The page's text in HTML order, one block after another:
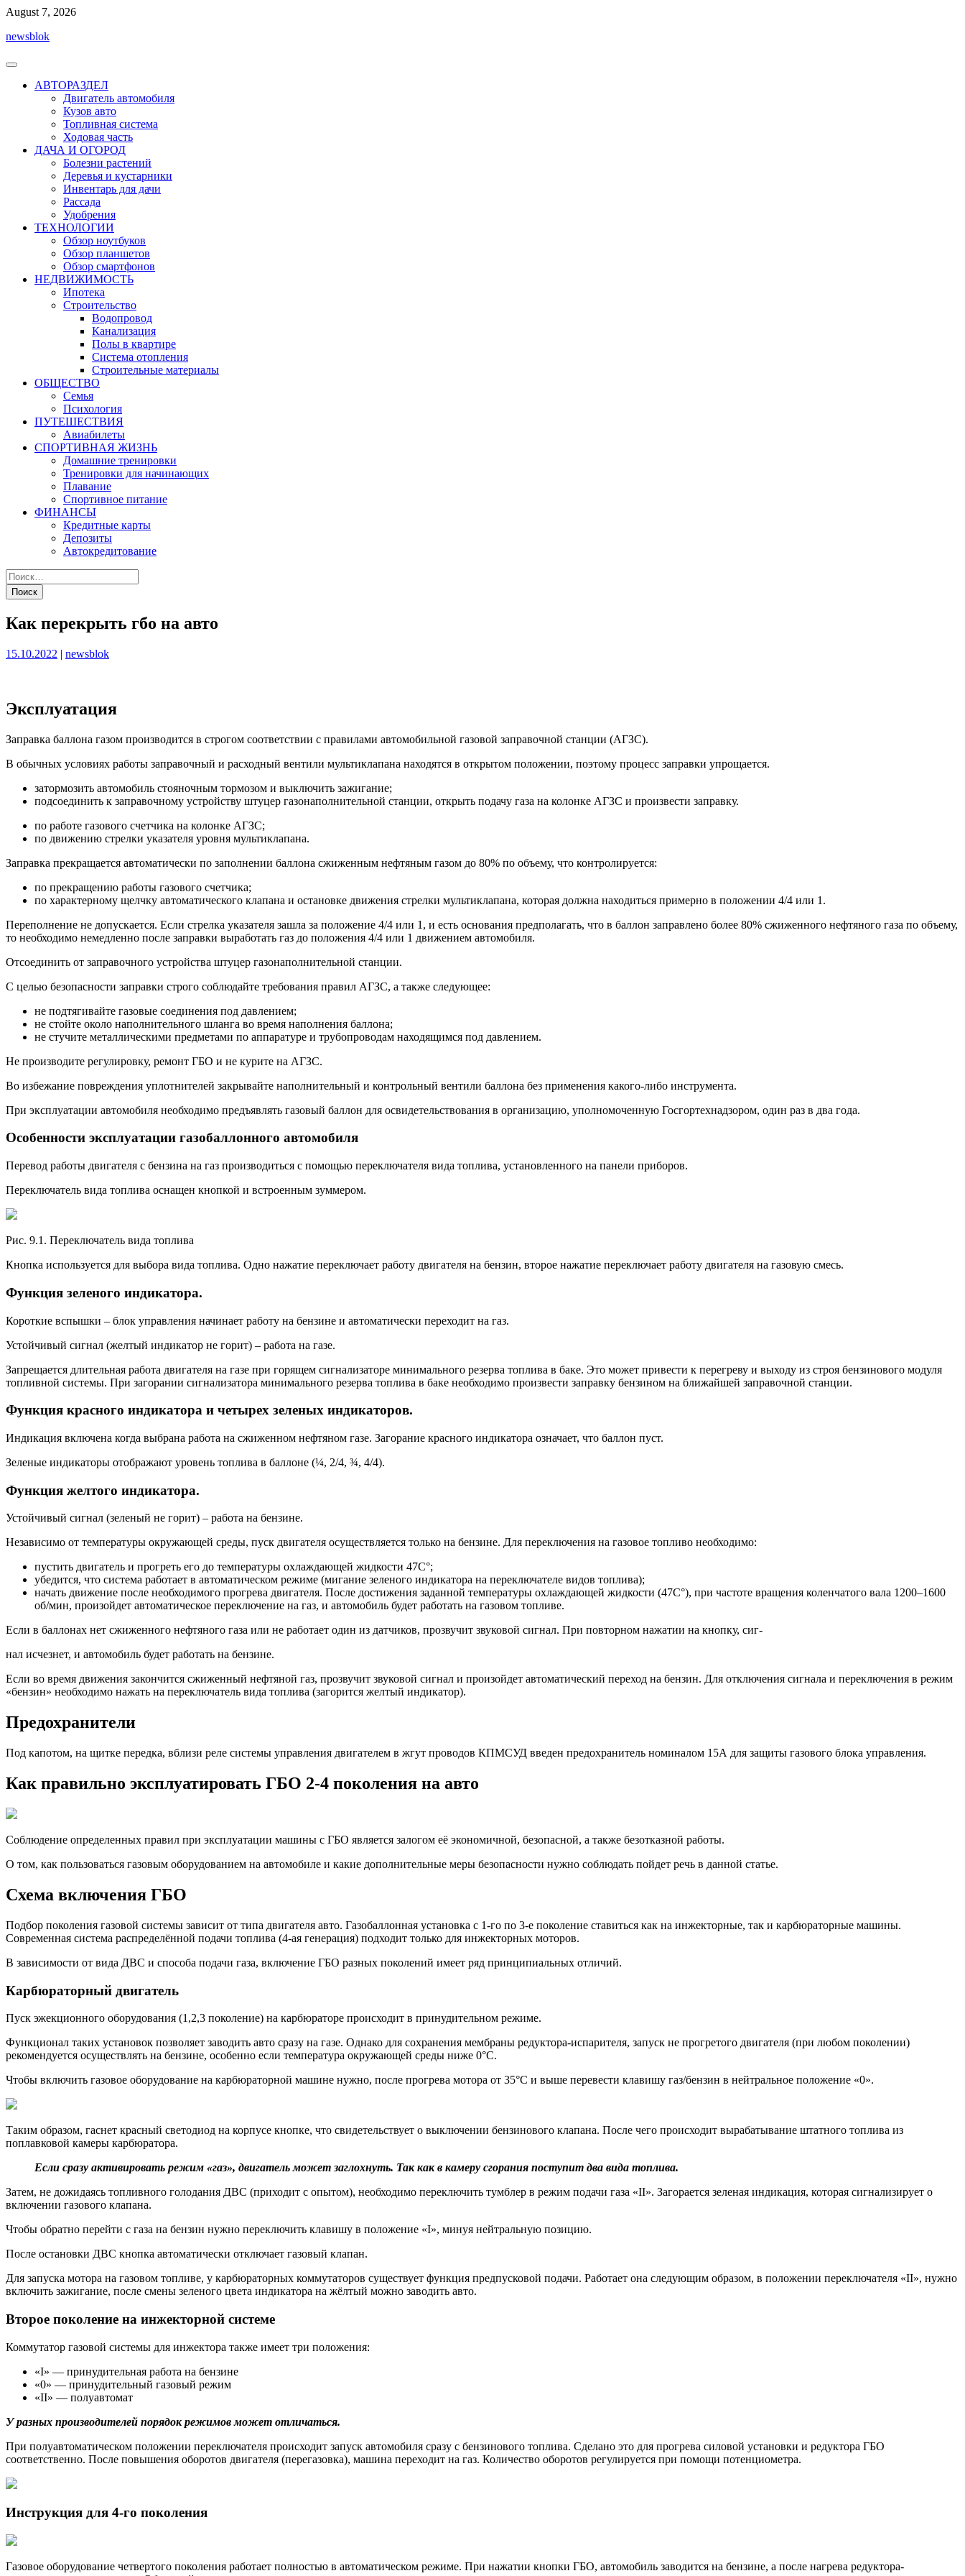
Перейти
содержимому
August 7, 2026
newsblok
АВТОРАЗДЕЛ
Двигатель автомобиля
Кузов авто
Топливная система
Ходовая часть
ДАЧА И ОГОРОД
Болезни растений
Деревья и кустарники
Инвентарь для дачи
Рассада
Удобрения
ТЕХНОЛОГИИ
Обзор ноутбуков
Обзор планшетов
Обзор смартфонов
НЕДВИЖИМОСТЬ
Ипотека
Строительство
Водопровод
Канализация
Полы в квартире
Система отопления
Строительные материалы
ОБЩЕСТВО
Семья
Психология
ПУТЕШЕСТВИЯ
Авиабилеты
СПОРТИВНАЯ ЖИЗНЬ
Домашние тренировки
Тренировки для начинающих
Плавание
Спортивное питание
ФИНАНСЫ
Кредитные карты
Депозиты
Автокредитование
Как перекрыть гбо на авто
Опубликовано
15.10.2022 | Опубликовано
newsblok
Эксплуатация
Заправка баллона газом производится в строгом соответствии с правилами автомобильной газовой заправочной станции (АГЗС).
В обычных условиях работы заправочный и расходный вентили мультиклапана находятся в открытом положении, поэтому процесс заправки упрощается.
затормозить автомобиль стояночным тормозом и выключить зажигание;
подсоединить к заправочному устройству штуцер газонаполнительной станции, открыть подачу газа на колонке АГЗС и произвести заправку.
по работе газового счетчика на колонке АГЗС;
по движению стрелки указателя уровня мультиклапана.
Заправка прекращается автоматически по заполнении баллона сжиженным нефтяным газом до 80% по объему, что контролируется:
по прекращению работы газового счетчика;
по характерному щелчку автоматического клапана и остановке движения стрелки мультиклапана, которая должна находиться примерно в положении 4/4 или 1.
Переполнение не допускается. Если стрелка указателя зашла за положение 4/4 или 1, и есть основания предполагать, что в баллон заправлено более 80% сжиженного нефтяного газа по объему,
то необходимо немедленно после заправки выработать газ до положения 4/4 или 1 движением автомобиля.
Отсоединить от заправочного устройства штуцер газонаполнительной станции.
С целью безопасности заправки строго соблюдайте требования правил АГЗС, а также следующее:
не подтягивайте газовые соединения под давлением;
не стойте около наполнительного шланга во время наполнения баллона;
не стучите металлическими предметами по аппаратуре и трубопроводам находящимся под давлением.
Не производите регулировку, ремонт ГБО и не курите на АГЗС.
Во избежание повреждения уплотнителей закрывайте наполнительный и контрольный вентили баллона без применения какого-либо инструмента.
При эксплуатации автомобиля необходимо предъявлять газовый баллон для освидетельствования в организацию, уполномоченную Госгортехнадзором, один раз в два года.
Особенности эксплуатации газобаллонного автомобиля
Перевод работы двигателя с бензина на газ производиться с помощью переключателя вида топлива, установленного на панели приборов.
Переключатель вида топлива оснащен кнопкой и встроенным зуммером.
Рис. 9.1. Переключатель вида топлива
Кнопка используется для выбора вида топлива. Одно нажатие переключает работу двигателя на бензин, второе нажатие переключает работу двигателя на газовую смесь.
Функция зеленого индикатора.
Короткие вспышки – блок управления начинает работу на бензине и автоматически переходит на газ.
Устойчивый сигнал (желтый индикатор не горит) – работа на газе.
Запрещается длительная работа двигателя на газе при горящем сигнализаторе минимального резерва топлива в баке. Это может привести к перегреву и выходу из строя бензинового модуля
топливной системы. При загорании сигнализатора минимального резерва топлива в баке необходимо произвести заправку бензином на ближайшей заправочной станции.
Функция красного индикатора и четырех зеленых индикаторов.
Индикация включена когда выбрана работа на сжиженном нефтяном газе. Загорание красного индикатора означает, что баллон пуст.
Зеленые индикаторы отображают уровень топлива в баллоне (¼, 2/4, ¾, 4/4).
Функция желтого индикатора.
Устойчивый сигнал (зеленый не горит) – работа на бензине.
Независимо от температуры окружающей среды, пуск двигателя осуществляется только на бензине. Для переключения на газовое топливо необходимо:
пустить двигатель и прогреть его до температуры охлаждающей жидкости 47С°;
убедится, что система работает в автоматическом режиме (мигание зеленого индикатора на переключателе видов топлива);
начать движение после необходимого прогрева двигателя. После достижения заданной температуры охлаждающей жидкости (47С°), при частоте вращения коленчатого вала 1200–1600
об/мин, произойдет автоматическое переключение на газ, и автомобиль будет работать на газовом топливе.
Если в баллонах нет сжиженного нефтяного газа или не работает один из датчиков, прозвучит звуковой сигнал. При повторном нажатии на кнопку, сиг-
нал исчезнет, и автомобиль будет работать на бензине.
Если во время движения закончится сжиженный нефтяной газ, прозвучит звуковой сигнал и произойдет автоматический переход на бензин. Для отключения сигнала и переключения в режим
«бензин» необходимо нажать на переключатель вида топлива (загорится желтый индикатор).
Предохранители
Под капотом, на щитке передка, вблизи реле системы управления двигателем в жгут проводов КПМСУД введен предохранитель номиналом 15А для защиты газового блока управления.
Как правильно эксплуатировать ГБО 2-4 поколения на авто
Соблюдение определенных правил при эксплуатации машины с ГБО является залогом её экономичной, безопасной, а также безотказной работы.
О том, как пользоваться газовым оборудованием на автомобиле и какие дополнительные меры безопасности нужно соблюдать пойдет речь в данной статье.
Схема включения ГБО
Подбор поколения газовой системы зависит от типа двигателя авто. Газобаллонная установка с 1-го по 3-е поколение ставиться как на инжекторные, так и карбюраторные машины.
Современная система распределённой подачи топлива (4-ая генерация) подходит только для инжекторных моторов.
В зависимости от вида ДВС и способа подачи газа, включение ГБО разных поколений имеет ряд принципиальных отличий.
Карбюраторный двигатель
Пуск эжекционного оборудования (1,2,3 поколение) на карбюраторе происходит в принудительном режиме.
Функционал таких установок позволяет заводить авто сразу на газе. Однако для сохранения мембраны редуктора-испарителя, запуск не прогретого двигателя (при любом поколении)
рекомендуется осуществлять на бензине, особенно если температура окружающей среды ниже 0°C.
Чтобы включить газовое оборудование на карбюраторной машине нужно, после прогрева мотора от 35°С и выше перевести клавишу газ/бензин в нейтральное положение «0».
Таким образом, гаснет красный светодиод на корпусе кнопке, что свидетельствует о выключении бензинового клапана. После чего происходит вырабатывание штатного топлива из
поплавковой камеры карбюратора.
Если сразу активировать режим «газ», двигатель может заглохнуть. Так как в камеру сгорания поступит два вида топлива.
Затем, не дожидаясь топливного голодания ДВС (приходит с опытом), необходимо переключить тумблер в режим подачи газа «II». Загорается зеленая индикация, которая сигнализирует о
включении газового клапана.
Чтобы обратно перейти с газа на бензин нужно переключить клавишу в положение «I», минуя нейтральную позицию.
После остановки ДВС кнопка автоматически отключает газовый клапан.
Для запуска мотора на газовом топливе, у карбюраторных коммутаторов существует функция предпусковой подачи. Работает она следующим образом, в положении переключателя «II», нужно
включить зажигание, после смены зеленого цвета индикатора на жёлтый можно заводить авто.
Второе поколение на инжекторной системе
Коммутатор газовой системы для инжектора также имеет три положения:
«I» — принудительная работа на бензине
«0» — принудительный газовый режим
«II» — полуавтомат
У разных производителей порядок режимов может отличаться.
При полуавтоматическом положении переключателя происходит запуск автомобиля сразу с бензинового топлива. Сделано это для прогрева силовой установки и редуктора ГБО
соответственно. После повышения оборотов двигателя (перегазовка), машина переходит на газ. Количество оборотов регулируется при помощи потенциометра.
Инструкция для 4-го поколения
Газовое оборудование четвертого поколения работает полностью в автоматическом режиме. При нажатии кнопки ГБО, автомобиль заводится на бензине, а после нагрева редуктора-